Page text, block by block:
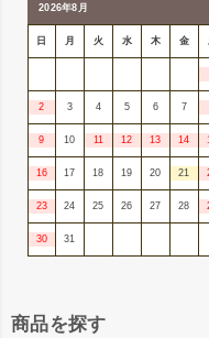
2026年8月
日 月 火 水 木 金
2 3 4 5 6 7
9 10 11 12 13 14
16 17 18 19 20 21
23 24 25 26 27 28
30 31
商品を探す